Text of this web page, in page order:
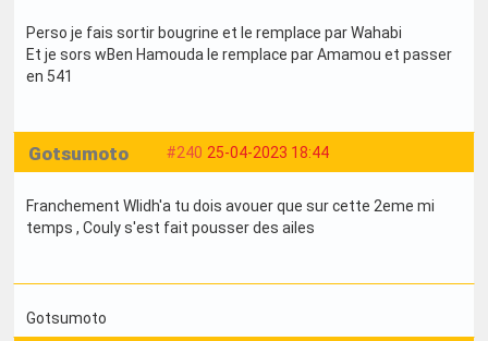
Perso je fais sortir bougrine et le remplace par Wahabi
Et je sors wBen Hamouda le remplace par Amamou et passer
en 541
#240 25-04-2023 18:44
Gotsumoto
Franchement Wlidh'a tu dois avouer que sur cette 2eme mi
temps , Couly s'est fait pousser des ailes
Gotsumoto